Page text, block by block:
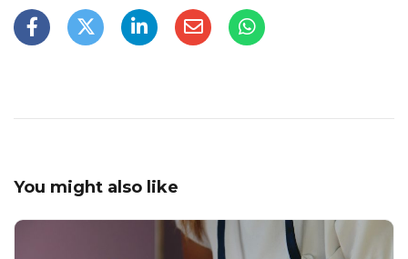
You might also like